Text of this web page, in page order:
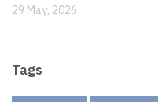
29 May, 2026
Tags